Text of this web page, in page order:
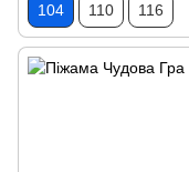
104 110 116